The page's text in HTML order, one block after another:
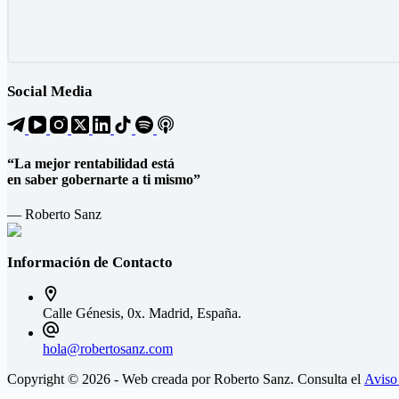
Social Media
“La mejor rentabilidad está
en saber gobernarte a ti mismo”
— Roberto Sanz
Información de Contacto
Calle Génesis, 0x. Madrid, España.
hola@robertosanz.com
Copyright © 2026 - Web creada por Roberto Sanz. Consulta el